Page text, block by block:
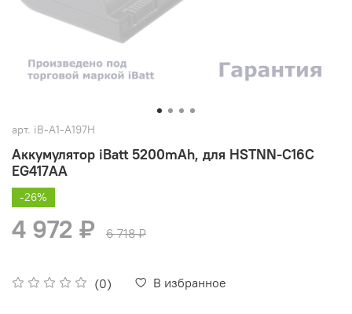
арт. iB-A1-A197H
Аккумулятор iBatt 5200mAh, для HSTNN-C16C
EG417AA
(0) В избранное
-26%
4 972 ₽ 6 718 ₽